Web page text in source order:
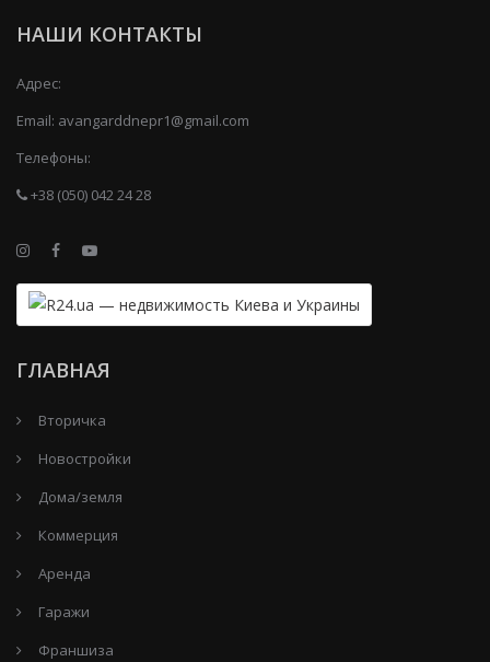
НАШИ КОНТАКТЫ
Адрес:
Email: avangarddnepr1@gmail.com
Телефоны:
+38 (050) 042 24 28
ГЛАВНАЯ
Вторичка
Новостройки
Дома/земля
Коммерция
Аренда
Гаражи
Франшиза